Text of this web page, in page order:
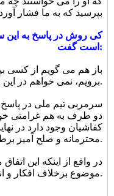
بپرسید که به ما فشار آورد
است گفت:
باز هم می گویم از کسی
برویم، نمی خواهم در این رابطه بیش از این صحبت کنم.
سرمربی تیم ملی در پاسخ
دو طرف به هم غرامتی
کفاشیان وجود دارد در
محترمانه و صلح آمیز برطرف کنیم.
در واقع از اینکه این
موضوع برخلاف افکار و انتظاراتم بوده و است.